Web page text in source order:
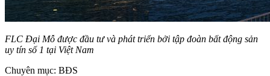
FLC Đại Mỗ được đầu tư và phát triển bởi tập đoàn bất động sản
uy tín số 1 tại Việt Nam
Chuyên mục: BĐS